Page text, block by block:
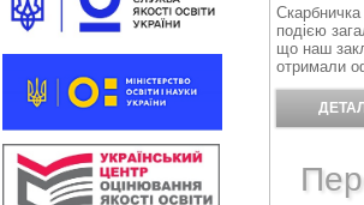
подією
що наш
отримали